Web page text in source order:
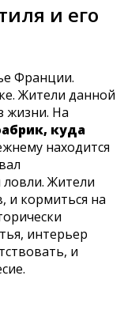
и его
Франции.
Жители данной
жизни. На
куда
находится
ловли. Жители
и кормиться на
интерьер
и